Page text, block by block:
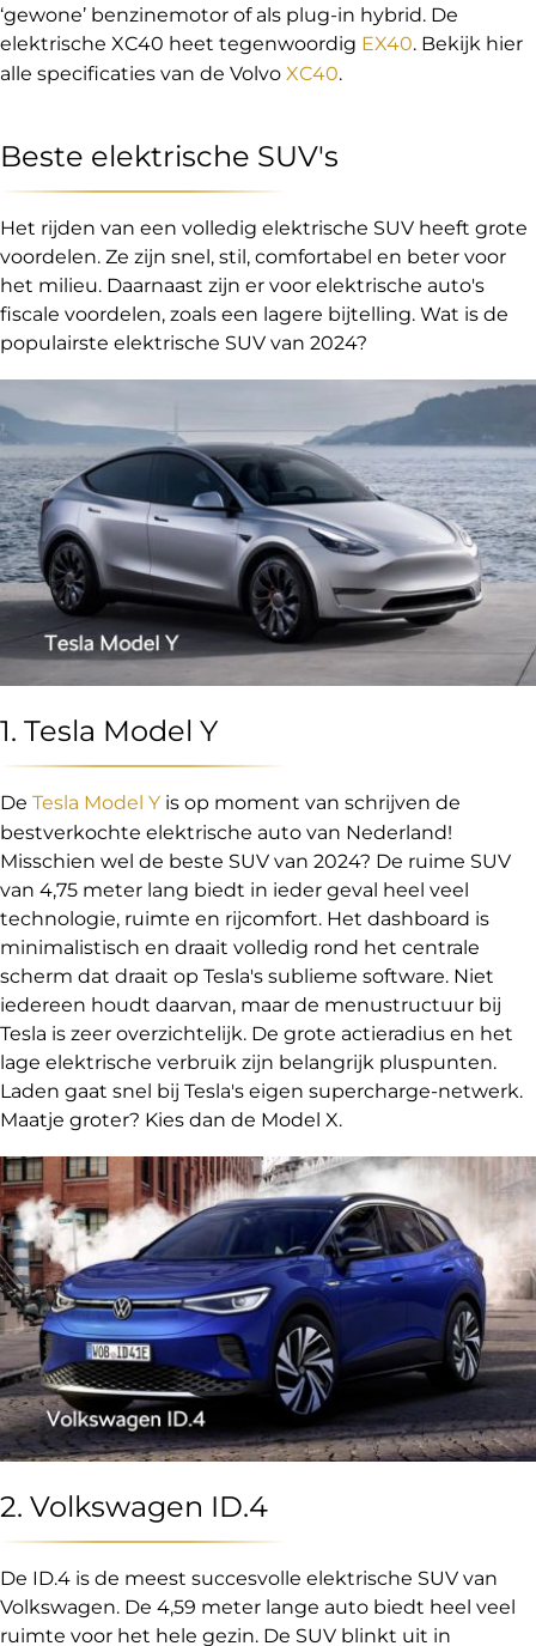
‘gewone’ benzinemotor of als plug-in hybrid. De
elektrische XC40 heet tegenwoordig EX40. Bekijk hier
alle specificaties van de Volvo XC40.
Beste elektrische SUV's
Het rijden van een volledig elektrische SUV heeft grote
voordelen. Ze zijn snel, stil, comfortabel en beter voor
het milieu. Daarnaast zijn er voor elektrische auto's
fiscale voordelen, zoals een lagere bijtelling. Wat is de
populairste elektrische SUV van 2024?
1. Tesla Model Y
De Tesla Model Y is op moment van schrijven de
bestverkochte elektrische auto van Nederland!
Misschien wel de beste SUV van 2024? De ruime SUV
van 4,75 meter lang biedt in ieder geval heel veel
technologie, ruimte en rijcomfort. Het dashboard is
minimalistisch en draait volledig rond het centrale
scherm dat draait op Tesla's sublieme software. Niet
iedereen houdt daarvan, maar de menustructuur bij
Tesla is zeer overzichtelijk. De grote actieradius en het
lage elektrische verbruik zijn belangrijk pluspunten.
Laden gaat snel bij Tesla's eigen supercharge-netwerk.
Maatje groter? Kies dan de Model X.
2. Volkswagen ID.4
De ID.4 is de meest succesvolle elektrische SUV van
Volkswagen. De 4,59 meter lange auto biedt heel veel
ruimte voor het hele gezin. De SUV blinkt uit in